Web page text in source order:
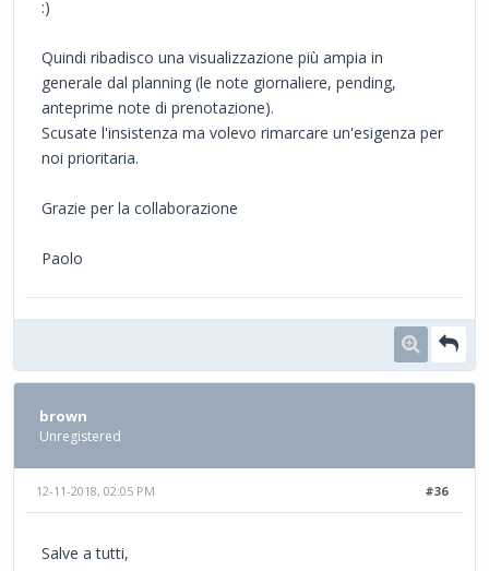
:)
Quindi ribadisco una visualizzazione più ampia in
generale dal planning (le note giornaliere, pending,
anteprime note di prenotazione).
Scusate l'insistenza ma volevo rimarcare un'esigenza per
noi prioritaria.
Grazie per la collaborazione
Paolo
brown
Unregistered
#36
12-11-2018, 02:05 PM
Salve a tutti,